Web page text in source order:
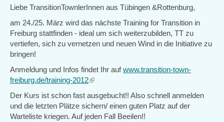
Liebe TransitionTownlerInnen aus Tübingen &Rottenburg,
am 24./25. März wird das nächste Training for Transition in
Freiburg stattfinden - ideal um sich weiterzubilden, TT zu
vertiefen, sich zu vernetzen und neuen Wind in die Initiative zu
bringen!
Anmeldung und Infos findet Ihr aufwww.transition-town-
freiburg.de/training-2012(link
external)
Der Kurs ist schon fast ausgebucht!! Also schnell anmelden
und die letzten Plätze sichern/ einen guten Platz auf der
Warteliste kriegen. Auf jeden Fall Beeilen!!